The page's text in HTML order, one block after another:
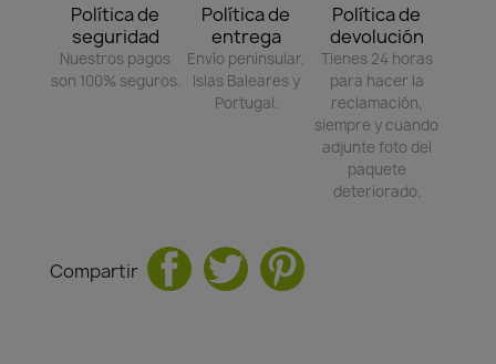
Política de
seguridad
Nuestros pagos
son 100% seguros.
Política de
entrega
Envío peninsular,
Islas Baleares y
Portugal.
Política de
devolución
Tienes 24 horas
para hacer la
reclamación,
siempre y cuando
adjunte foto del
paquete
deteriorado.
Compartir